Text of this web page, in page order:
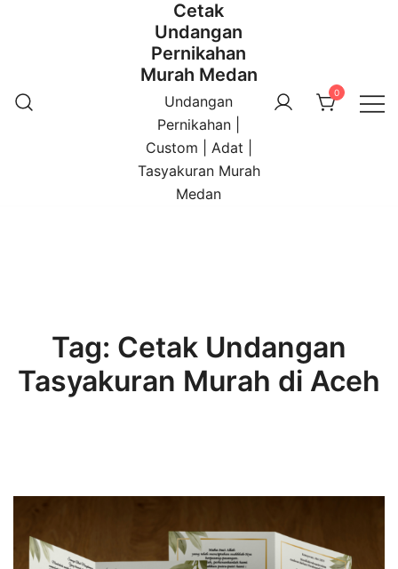
Cetak
Undangan
Pernikahan
Murah Medan
Undangan
Pernikahan |
Custom | Adat |
Tasyakuran Murah
Medan
0
Tag: Cetak Undangan
Tasyakuran Murah di Aceh